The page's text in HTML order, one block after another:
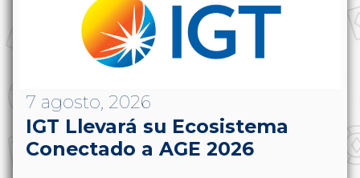
7 agosto, 2026
IGT Llevará su Ecosistema
Conectado a AGE 2026